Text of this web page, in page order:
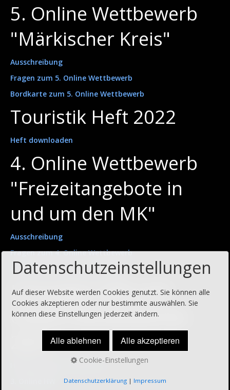
5. Online Wettbewerb
"Märkischer Kreis"
Ausschreibung
Fragen zum 5. Online Wettbewerb
Bordkarte zum 5. Online Wettbewerb
Touristik Heft 2022
Heft downloaden
4. Online Wettbewerb
"Freizeitangebote in
und um den MK"
Ausschreibung
Fragen zum 4. Online Wettbewerb
Bordkarte 4. Online Wettbewerb
Lösungen HW und
Online Wettbewerbe
2021
HW 2021 und 2. Online HW
Datenschutzeinstellungen
Auf dieser Website werden Cookies genutzt. Sie können alle
Cookies akzeptieren oder nur bestimmte auswählen. Sie
können diese Einstellungen jederzeit ändern.
Alle ablehnen Alle akzeptieren
Cookie-Einstellungen
Datenschutzerklärung| Impressum